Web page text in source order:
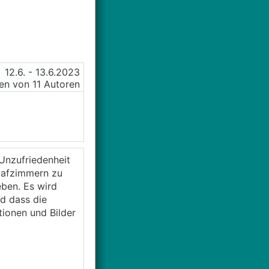
12.6. - 13.6.2023
von 11 Autoren
zu
Es wird
dass die
und Bilder